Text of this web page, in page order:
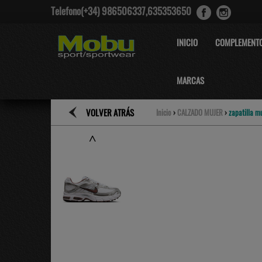
Telefono(+34) 986506337,635353650
INICIO
MARCAS
VOLVER ATRÁS Inicio › CALZADO MUJER ›zapatilla
˄